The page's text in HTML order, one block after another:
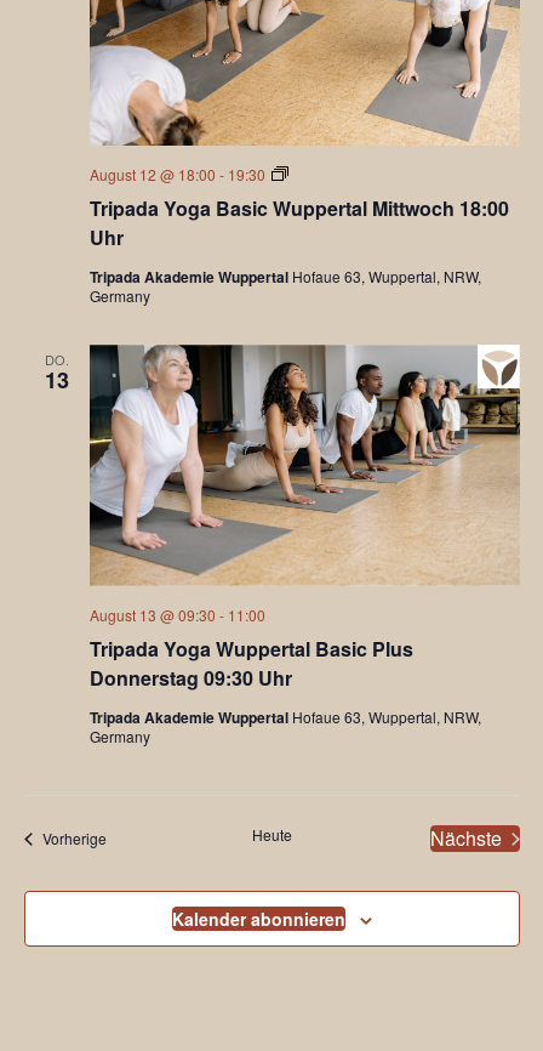
Tripada Yoga Basic Wuppertal Mittwoch 18:00
Uhr
August 12 @ 18:00 - 19:30
Tripada
Mediate
Tripada Akademie Wuppertal Hofaue 63, Wuppertal, NRW,
Germany
DO.
13
Tripada Yoga Wuppertal Basic Plus
Donnerstag 09:30 Uhr
August 13 @ 09:30 - 11:00
Tripada Akademie Wuppertal Hofaue 63, Wuppertal, NRW,
Germany
VorherigeVeranstaltungen Heute
Nächste
Kalender abonnieren